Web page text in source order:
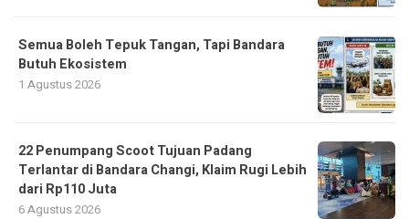
Semua Boleh Tepuk Tangan, Tapi Bandara
Butuh Ekosistem
1 Agustus 2026
22 Penumpang Scoot Tujuan Padang
Terlantar di Bandara Changi, Klaim Rugi Lebih
dari Rp110 Juta
6 Agustus 2026